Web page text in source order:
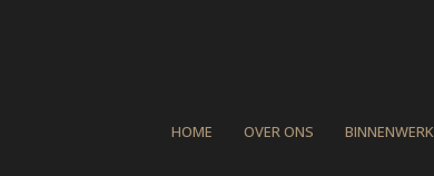
HOME OVER ONS BINNENWERK